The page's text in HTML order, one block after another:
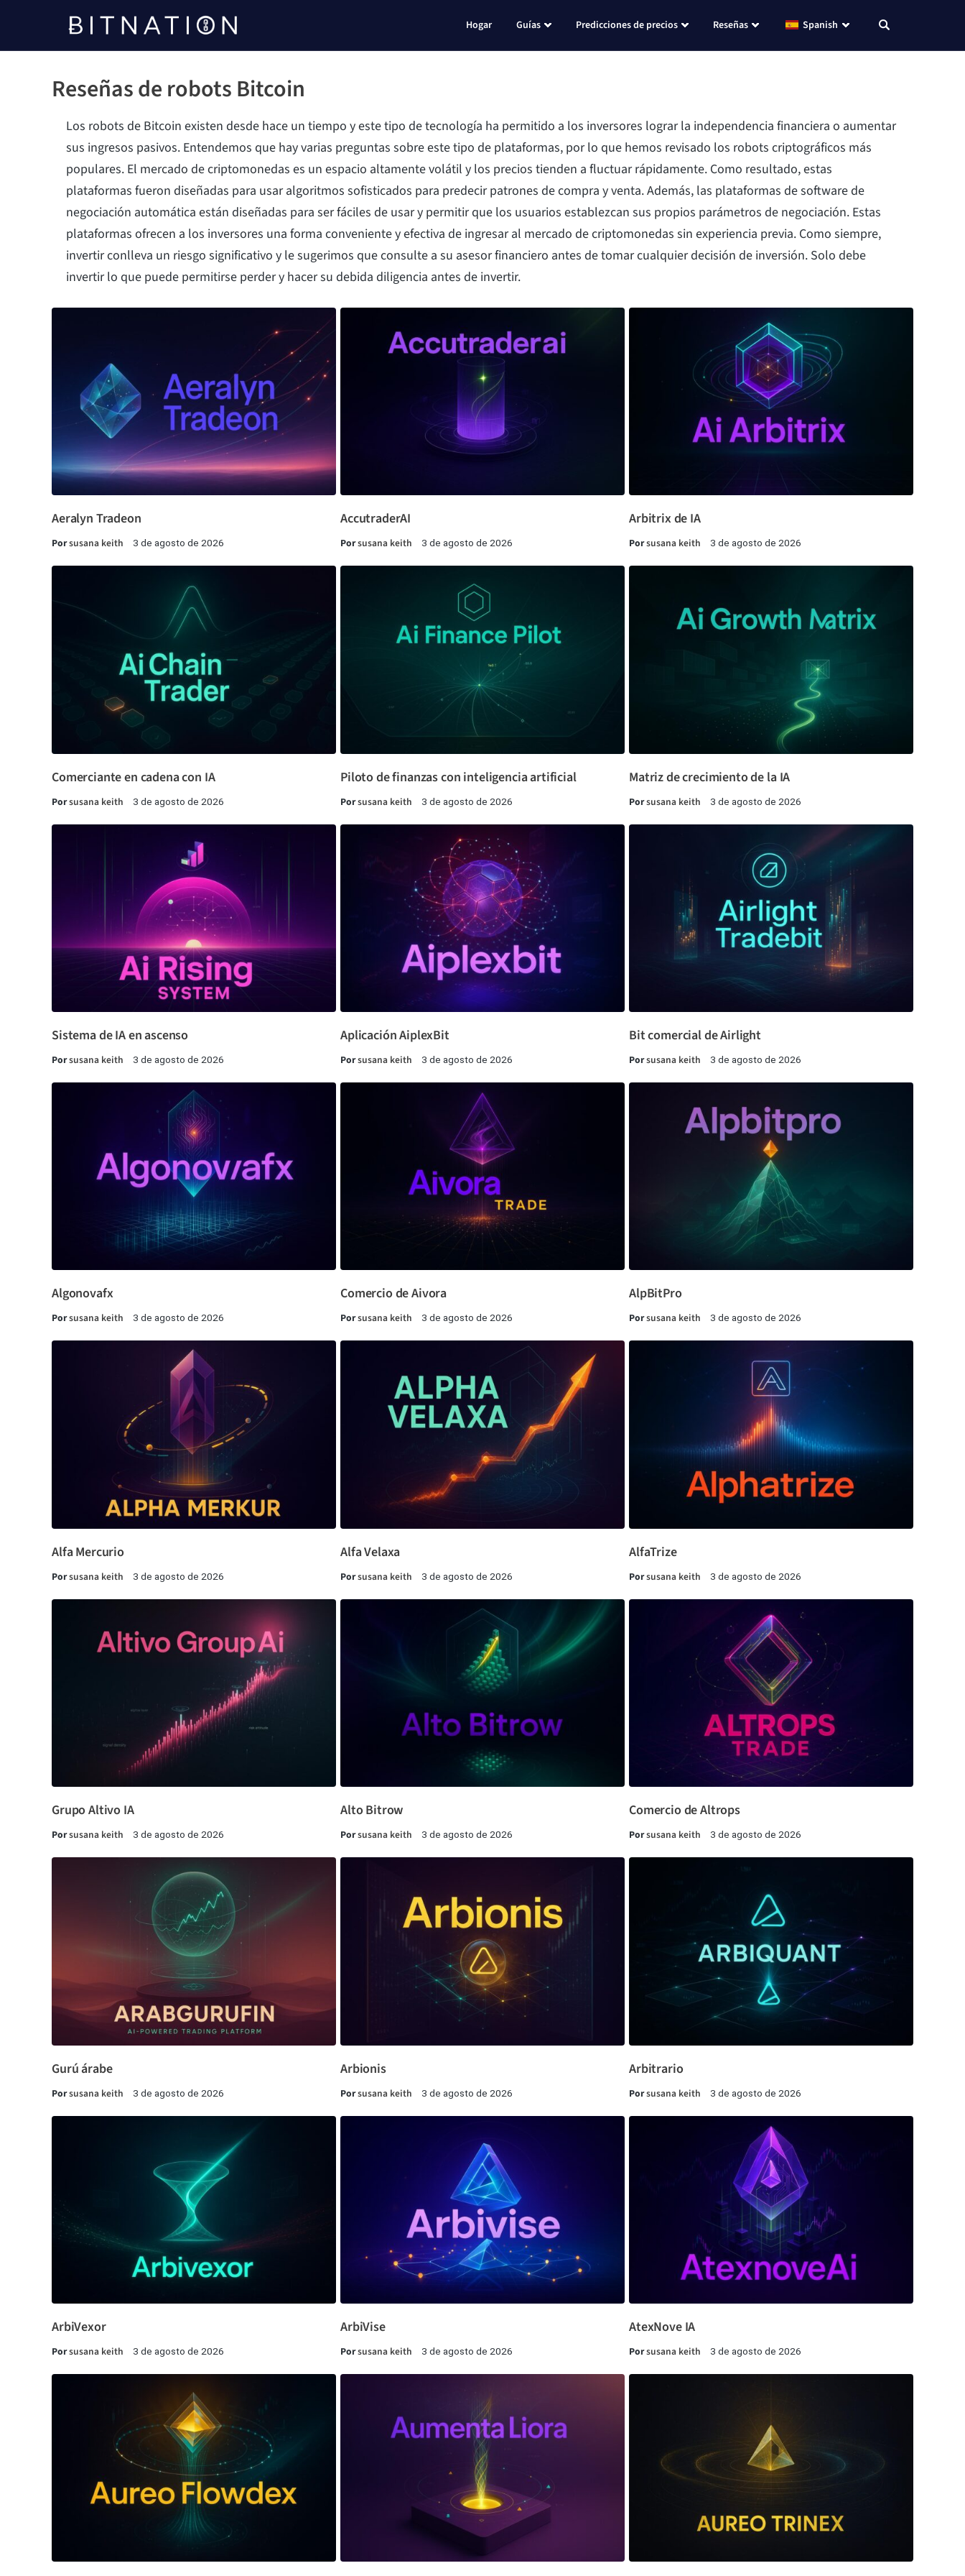
Bitnación
Hogar Guías Predicciones de precios Reseñas Spanish
Reseñas de robots Bitcoin
Los robots de Bitcoin existen desde hace un tiempo y este tipo de tecnología ha permitido a los inversores lograr la independencia financiera o aumentar
sus ingresos pasivos. Entendemos que hay varias preguntas sobre este tipo de plataformas, por lo que hemos revisado los robots criptográficos más
populares. El mercado de criptomonedas es un espacio altamente volátil y los precios tienden a fluctuar rápidamente. Como resultado, estas
plataformas fueron diseñadas para usar algoritmos sofisticados para predecir patrones de compra y venta. Además, las plataformas de software de
negociación automática están diseñadas para ser fáciles de usar y permitir que los usuarios establezcan sus propios parámetros de negociación. Estas
plataformas ofrecen a los inversores una forma conveniente y efectiva de ingresar al mercado de criptomonedas sin experiencia previa. Como siempre,
invertir conlleva un riesgo significativo y le sugerimos que consulte a su asesor financiero antes de tomar cualquier decisión de inversión. Solo debe
invertir lo que puede permitirse perder y hacer su debida diligencia antes de invertir.
Aeralyn Tradeon
Porsusana keith 3 de agosto de 2026
AccutraderAI
Porsusana keith 3 de agosto de 2026
Arbitrix de IA
Porsusana keith 3 de agosto de 2026
Comerciante en cadena con IA
Porsusana keith 3 de agosto de 2026
Piloto de finanzas con inteligencia artificial
Porsusana keith 3 de agosto de 2026
Matriz de crecimiento de la IA
Porsusana keith 3 de agosto de 2026
Sistema de IA en ascenso
Porsusana keith 3 de agosto de 2026
Aplicación AiplexBit
Porsusana keith 3 de agosto de 2026
Bit comercial de Airlight
Porsusana keith 3 de agosto de 2026
Algonovafx
Porsusana keith 3 de agosto de 2026
Comercio de Aivora
Porsusana keith 3 de agosto de 2026
AlpBitPro
Porsusana keith 3 de agosto de 2026
Alfa Mercurio
Porsusana keith 3 de agosto de 2026
Alfa Velaxa
Porsusana keith 3 de agosto de 2026
AlfaTrize
Porsusana keith 3 de agosto de 2026
Grupo Altivo IA
Porsusana keith 3 de agosto de 2026
Alto Bitrow
Porsusana keith 3 de agosto de 2026
Comercio de Altrops
Porsusana keith 3 de agosto de 2026
Gurú árabe
Porsusana keith 3 de agosto de 2026
Arbionis
Porsusana keith 3 de agosto de 2026
Arbitrario
Porsusana keith 3 de agosto de 2026
ArbiVexor
Porsusana keith 3 de agosto de 2026
ArbiVise
Porsusana keith 3 de agosto de 2026
AtexNove IA
Porsusana keith 3 de agosto de 2026